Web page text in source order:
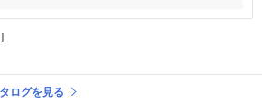
ログを見る